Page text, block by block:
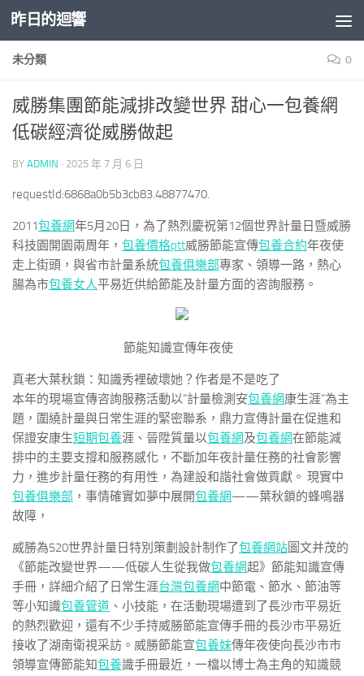
Skip to content
昨日的迴響
未分類 0
威勝集團節能減排改變世界 甜心一包養網
低碳經濟從威勝做起
BY ADMIN · 2025 年 7 月 6 日
requestId:6868a0b5b3cb83.48877470.
2011包養網年5月20日，為了熱烈慶祝第12個世界計量日暨威勝
科技園開園兩周年， 包養價格ptt威勝節能宣傳包養合約年夜使
走上街頭，與省市計量系統包養俱樂部專家、領導一路，熱心
腸為市包養女人平易近供給節能及計量方面的咨詢服務。
節能知識宣傳年夜使
真老大葉秋鎖：知識秀裡破壞她？作者是不是吃了
本年的現場宣傳咨詢服務活動以“計量檢測安包養網康生涯”為主
題，圍繞計量與日常生涯的緊密聯系，鼎力宣傳計量在促進和
保證安康生短期包養涯、晉陞質量以包養網及包養網在節能減
排中的主要支撐和服務感化，不斷加年夜計量任務的社會影響
力，進步計量任務的有用性，為建設和諧社會做貢獻。 現實中
包養俱樂部 ，事情確實如夢中展開包養網——葉秋鎖的蜂鳴器
故障，
威勝為520世界計量日特別策劃設計制作了包養網站圖文并茂的
《節能改變世界——低碳人生從我做包養網起》節能知識宣傳
手冊，詳細介紹了日常生涯台灣包養網中節電、節水、節油等
等小知識包養管道 、小技能，在活動現場遭到了長沙市平易近
的熱烈歡迎，還有不少手持威勝節能宣傳手冊的長沙市平易近
接收了湖南衛視采訪。威勝節能宣包養妹傳年夜使向長沙市市
領導宣傳節能知包養識手冊最近，一檔以博士為主角的知識競